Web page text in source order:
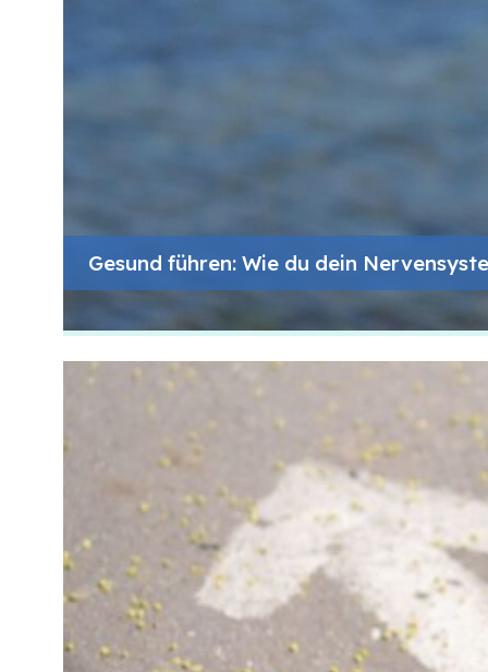
Gesund führen: Wie du dein